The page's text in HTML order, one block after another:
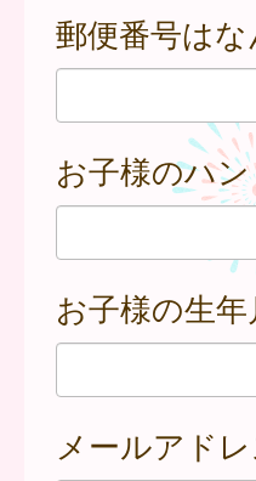
郵便番号はな
お子様のハ
お子様の生
メールアド